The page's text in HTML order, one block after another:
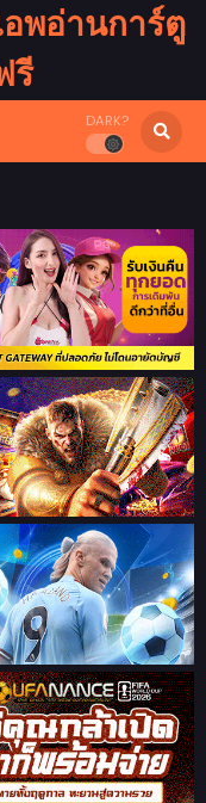
พอ่านการ์ตู
รี
DARK?